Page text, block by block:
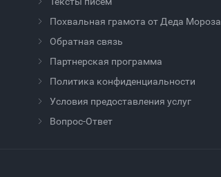
Похвальная грамота от Деда Мороза
Обратная связь
Партнерская программа
Политика конфиденциальности
Условия предоставления услуг
Вопрос-Ответ